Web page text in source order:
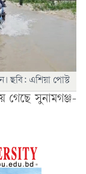
ছবি: এশিয়া পোস্ট
গেছে সুনামগঞ্জ-